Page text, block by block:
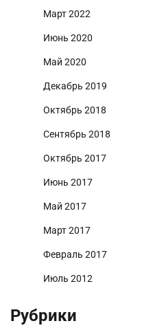
Март 2022
Июнь 2020
Май 2020
Декабрь 2019
Октябрь 2018
Сентябрь 2018
Октябрь 2017
Июнь 2017
Май 2017
Март 2017
Февраль 2017
Июль 2012
Рубрики